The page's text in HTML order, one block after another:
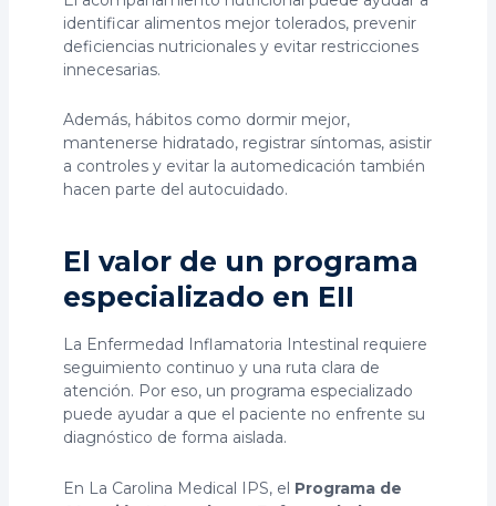
identificar alimentos mejor tolerados, prevenir
deficiencias nutricionales y evitar restricciones
innecesarias.
Además, hábitos como dormir mejor,
mantenerse hidratado, registrar síntomas, asistir
a controles y evitar la automedicación también
hacen parte del autocuidado.
El valor de un programa
especializado en EII
La Enfermedad Inflamatoria Intestinal requiere
seguimiento continuo y una ruta clara de
atención. Por eso, un programa especializado
puede ayudar a que el paciente no enfrente su
diagnóstico de forma aislada.
En La Carolina Medical IPS, el Programa de